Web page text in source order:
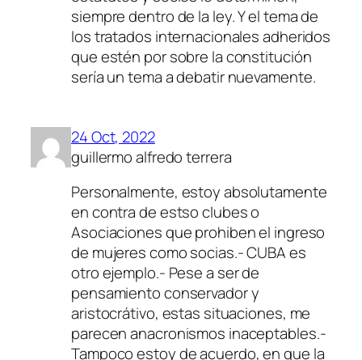
siempre dentro de la ley. Y el tema de
los tratados internacionales adheridos
que estén por sobre la constitución
sería un tema a debatir nuevamente.
24 Oct, 2022
guillermo alfredo terrera
Personalmente, estoy absolutamente
en contra de estso clubes o
Asociaciones que prohiben el ingreso
de mujeres como socias.- CUBA es
otro ejemplo.- Pese a ser de
pensamiento conservador y
aristocrátivo, estas situaciones, me
parecen anacronismos inaceptables.-
Tampoco estoy de acuerdo, en que la